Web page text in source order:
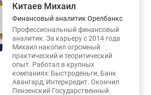
Китаев Михаил
Финансовый аналитик Орелбанкс
Профессиональный финансовый
аналитик. За карьеру с 2014 года
Михаил накопил огромный
практический и теоритический
опыт. Работал в крупных
компаниях: Быстроденьги, Банк
Авангард, Интеркредит. Окончил
Пензенский Государственный